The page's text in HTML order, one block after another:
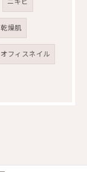
ニキビ
乾燥肌
オフィスネイル